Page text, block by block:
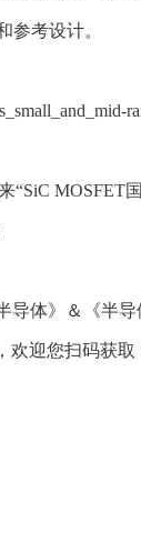
参考设计。
“SiC
体》＆《半导
迎您扫码获取